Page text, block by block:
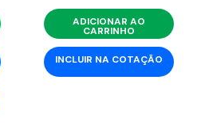
ADICIONAR AO
CARRINHO
INCLUIR NA COTAÇÃO